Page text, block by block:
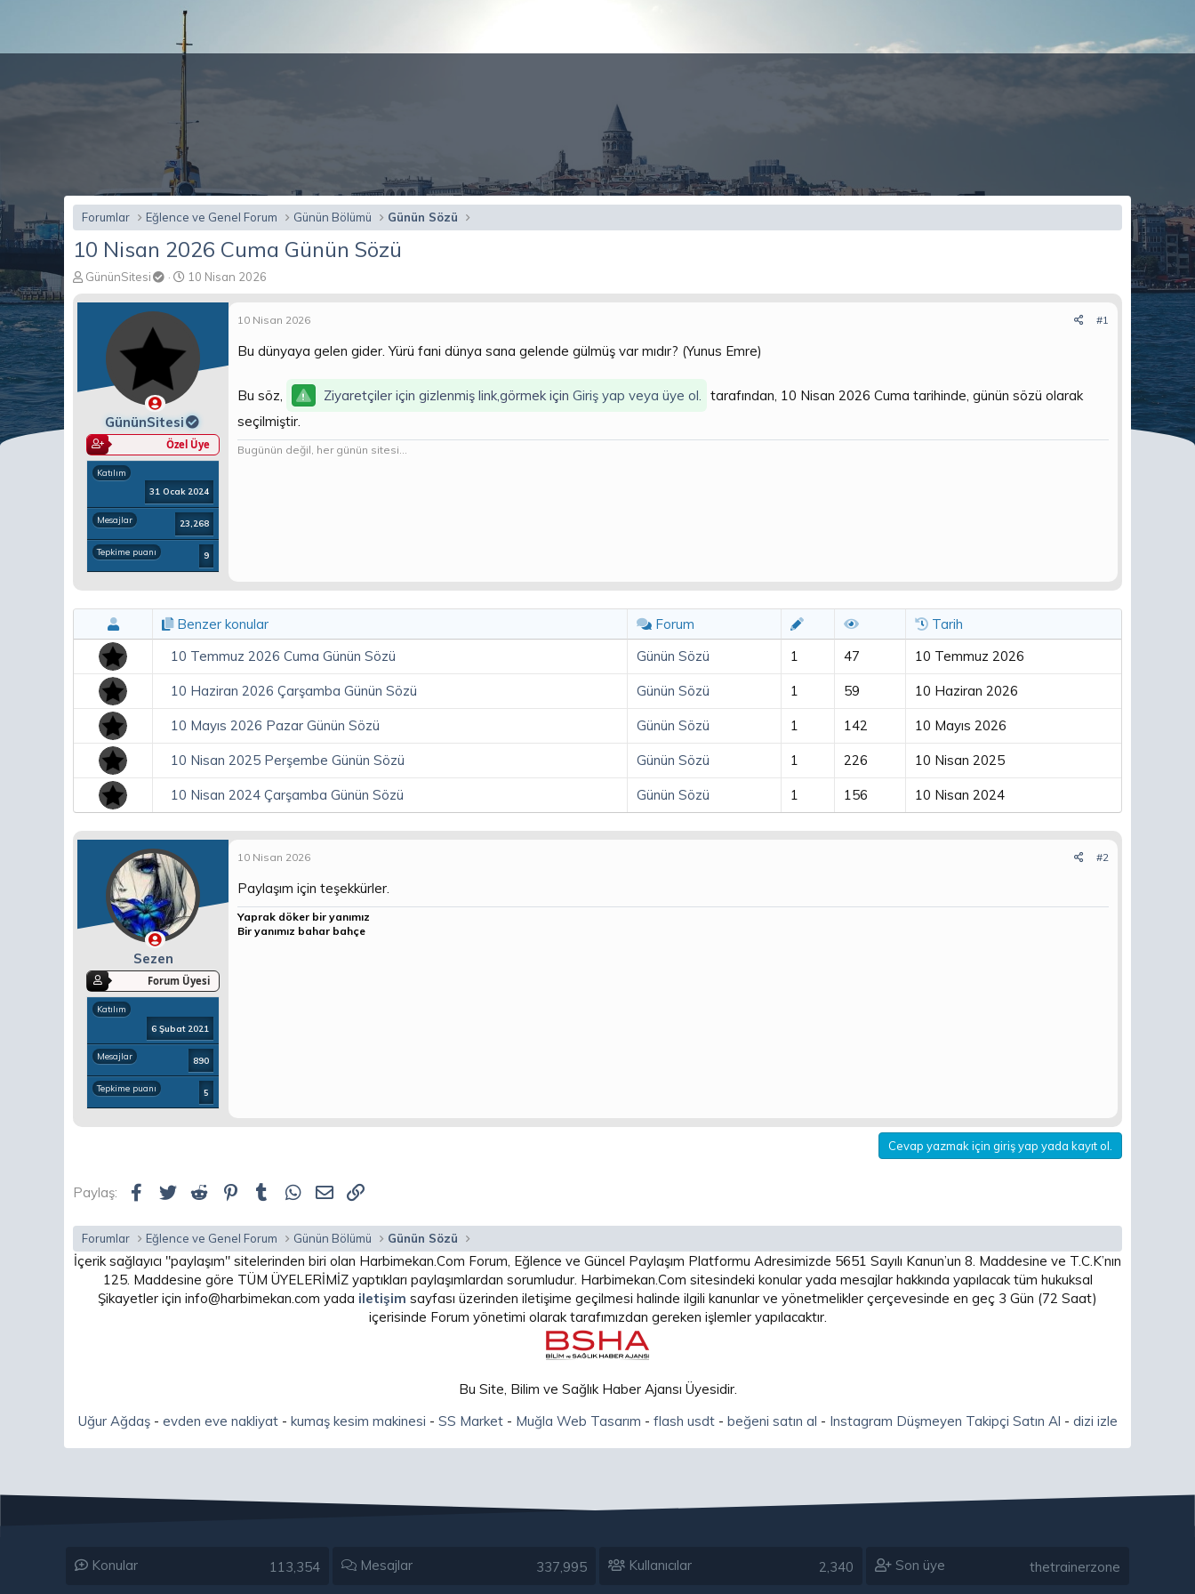
Forumlar Eğlence ve Genel Forum Günün Bölümü Günün Sözü
10 Nisan 2026 Cuma Günün Sözü
K
o
b
l
a
GününSitesi
B
a
l
a
ı
t
a
r
h
10 Nisan 2026
GününSitesi
Özel Üye
Katılım
31 Ocak 2024
Mesajlar 23,268
Tepkime puanı 9
10 Nisan 2026 #1
Bu dünyaya gelen gider. Yürü fani dünya sana gelende gülmüş var mıdır? (Yunus Emre)
Bu söz, Ziyaretçiler için gizlenmiş link,görmek için Giriş yap veya üye ol. tarafından, 10 Nisan 2026 Cuma tarihinde, günün sözü olarak
seçilmiştir.
Bugünün değil, her günün sitesi...
Benzer konular Forum
Tarih
10 Temmuz 2026 Cuma Günün Sözü
Günün Sözü 1 47 10 Temmuz 2026
10 Haziran 2026 Çarşamba Günün Sözü Günün Sözü 1 59 10 Haziran 2026
10 Mayıs 2026 Pazar Günün Sözü Günün Sözü 1 142 10 Mayıs 2026
10 Nisan 2025 Perşembe Günün Sözü Günün Sözü 1 226 10 Nisan 2025
10 Nisan 2024 Çarşamba Günün Sözü Günün Sözü 1 156 10 Nisan 2024
Sezen
Forum Üyesi
Katılım
6 Şubat 2021
Mesajlar 890
Tepkime puanı 5
10 Nisan 2026 #2
Paylaşım için teşekkürler.
Yaprak döker bir yanımız
Bir yanımız bahar bahçe
Cevap yazmak için giriş yap yada kayıt ol.
Paylaş: Facebook
TwitterReddit Pinterest
Tumblr WhatsApp
E-posta
Forumlar Eğlence ve Genel Forum Günün Bölümü Günün Sözü
İçerik sağlayıcı "paylaşım" sitelerinden biri olan Harbimekan.Com Forum, Eğlence ve Güncel Paylaşım Platformu Adresimizde 5651 Sayılı Kanun’un 8. Maddesine ve T.C.K’nın
125. Maddesine göre TÜM ÜYELERİMİZ yaptıkları paylaşımlardan sorumludur. Harbimekan.Com sitesindeki konular yada mesajlar hakkında yapılacak tüm hukuksal
Şikayetler için info@harbimekan.com yada iletişim sayfası üzerinden iletişime geçilmesi halinde ilgili kanunlar ve yönetmelikler çerçevesinde en geç 3 Gün (72 Saat)
içerisinde Forum yönetimi olarak tarafımızdan gereken işlemler yapılacaktır.
Bu Site, Bilim ve Sağlık Haber Ajansı Üyesidir.
Uğur Ağdaş- evden eve nakliyat- kumaş kesim makinesi - SS Market- Muğla Web Tasarım - flash usdt- beğeni satın al - Instagram Düşmeyen Takipçi Satın Al - dizi izle
Konular 113,354 Mesajlar 337,995 Kullanıcılar 2,340 Son üye thetrainerzone